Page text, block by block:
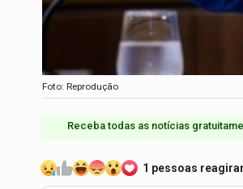
Foto: Reprodução
Receba todas as notícias
1 pessoas